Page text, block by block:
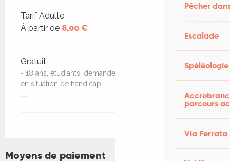
Pêcher
Escalade
Spéléologie
parcours
Via Ferrata
Tarifs 2026
Tarif Adulte
À partir de 8,00 €
Gratuit
- 18 ans, étudiants, demandeurs d'emploi et personne
en situation de handicap.
—
Moyens de paiement